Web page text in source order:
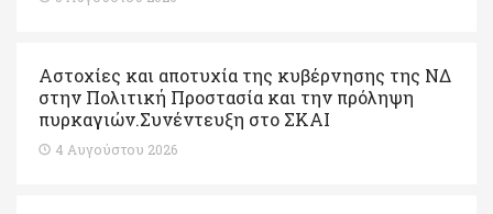
Αστοχίες και αποτυχία της κυβέρνησης της ΝΔ
στην Πολιτική Προστασία και την πρόληψη
πυρκαγιών.Συνέντευξη στο ΣΚΑΙ
4 Αυγούστου 2026